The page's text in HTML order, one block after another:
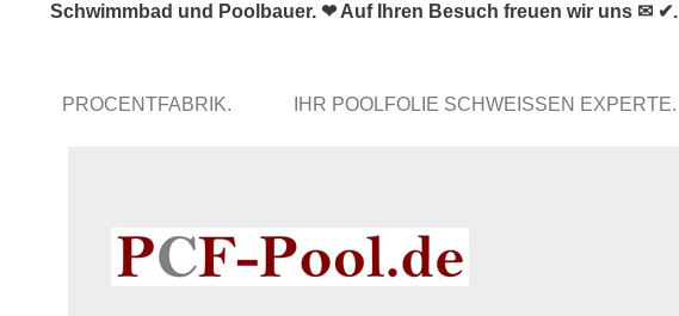
Schwimmbad und Poolbauer. ❤ Auf Ihren Besuch freuen wir uns ✉ ✔.
PROCENTFABRIK. IHR POOLFOLIE SCHWEISSEN EXPERTE.